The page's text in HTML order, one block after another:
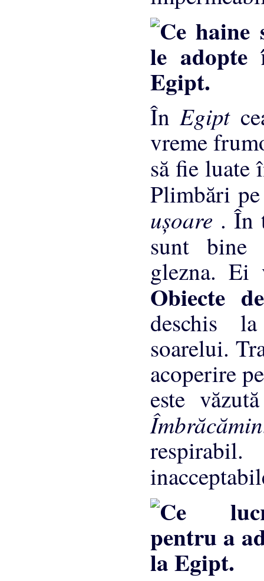
ÎnEgipt
vreme
să fie luate
Plimbări
uşoare . În
sunt
glezna. Ei
Obiecte
deschis
soarelui.
acoperire
este